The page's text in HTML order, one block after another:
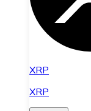
XRP
XRP